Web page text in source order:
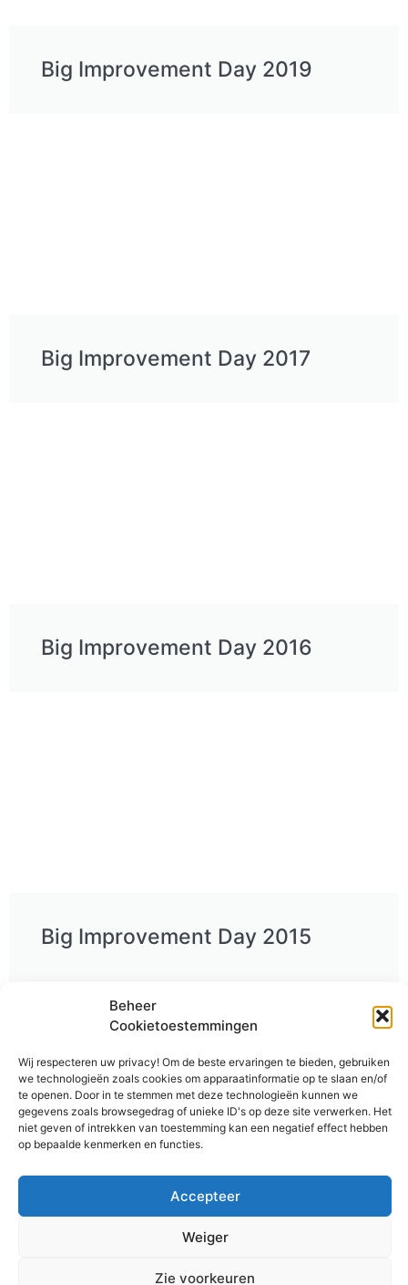
Beheer
Cookietoestemmingen
Wij respecteren uw privacy! Om de beste ervaringen te bieden, gebruiken
we technologieën zoals cookies om apparaatinformatie op te slaan en/of
te openen. Door in te stemmen met deze technologieën kunnen we
gegevens zoals browsegedrag of unieke ID's op deze site verwerken. Het
niet geven of intrekken van toestemming kan een negatief effect hebben
op bepaalde kenmerken en functies.
Accepteer
Weiger
Zie voorkeuren
Big Improvement Day 2019
Big Improvement Day 2017
Big Improvement Day 2016
Big Improvement Day 2015
Big Improvement Day 2014